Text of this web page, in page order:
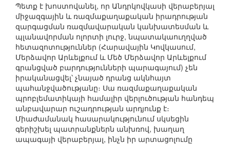
Պետք է խոստովանել, որ Անդրկովկասի վերաբերյալ
միջազգային և ռազմաքաղաքական իրադրության
զարգացման ռազմավարական կանխատեսման և
պլանավորման ոլորտի լուրջ, նպատակաուղղված
հետազոտություններ (Հարավային Կովկասում,
Մերձավոր Արևելքում և Մեծ Մերձավոր Արևելքում
գրանցված բարդությունների պարագայում) չեն
իրականացվել՝ չնայած դրանց ակնհայտ
պահանջվածությանը։ Սա ռազմաքաղաքական
պրոբլեմատիկայի համալիր վերլուծության հանդեպ
անբավարար ուշադրության արդյունք է։
Միաժամանակ հասարակությունում սկսեցին
գերիշխել պատրանքներն անխռով, խաղաղ
ապագայի վերաբերյալ, ինչն իր արտացոլումը